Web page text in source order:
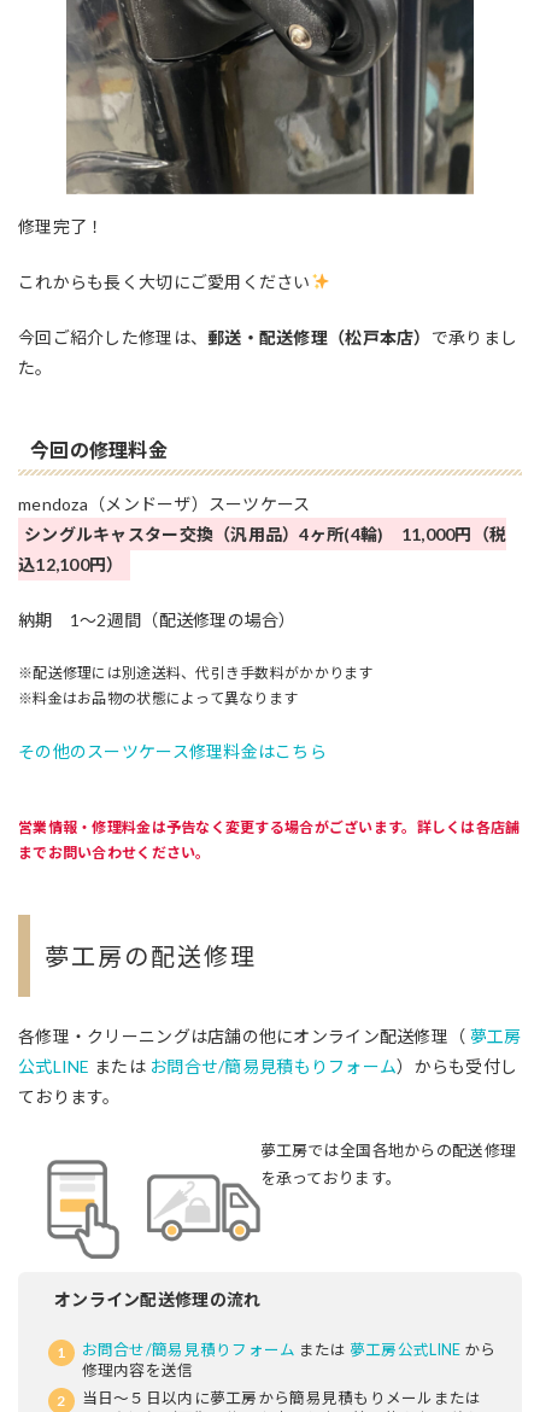
修理完了！
これからも長く大切にご愛用ください
今回ご紹介した修理は、郵送・配送修理（松戸本店） で承りまし
た。
今回の修理料金
mendoza（メンドーザ）スーツケース
シングルキャスター交換（汎用品）4ヶ所(4輪) 11,000円（税
込12,100円）
納期 1～2週間（配送修理の場合）
※配送修理には別途送料、代引き手数料がかかります
※料金はお品物の状態によって異なります
その他のスーツケース修理料金はこちら
営業情報・修理料金は予告なく変更する場合がございます。詳しくは各店舗
までお問い合わせください。
夢工房の配送修理
各修理・クリーニングは店舗の他にオンライン配送修理（ 夢工房
公式LINE または お問合せ/簡易見積もりフォーム）からも受付し
ております。
夢工房では全国各地からの配送修理
を承っております。
オンライン配送修理の流れ
お問合せ/簡易見積りフォーム または 夢工房公式LINE から
修理内容を送信
当日～５日以内に夢工房から簡易見積もりメールまたは